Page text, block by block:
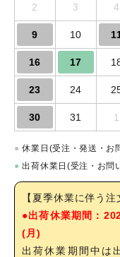
2 3 4
9 10
16 17
23 24
30 31 1
● 休業日(受注・発送・お
● 出荷休業日(受注・お問
【夏季休業に伴う
●出荷休業期間：
(月)
出荷休業期間中は